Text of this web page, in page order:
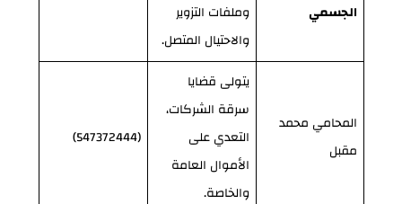
الجسمي
وملفات التزوير
والاحتيال المتصل.
المحامي محمد
مقبل
يتولى قضايا
سرقة الشركات،
التعدي على
الأموال العامة
والخاصة.
(547372444)